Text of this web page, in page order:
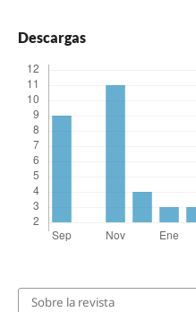
Descargas
Sobre la revista